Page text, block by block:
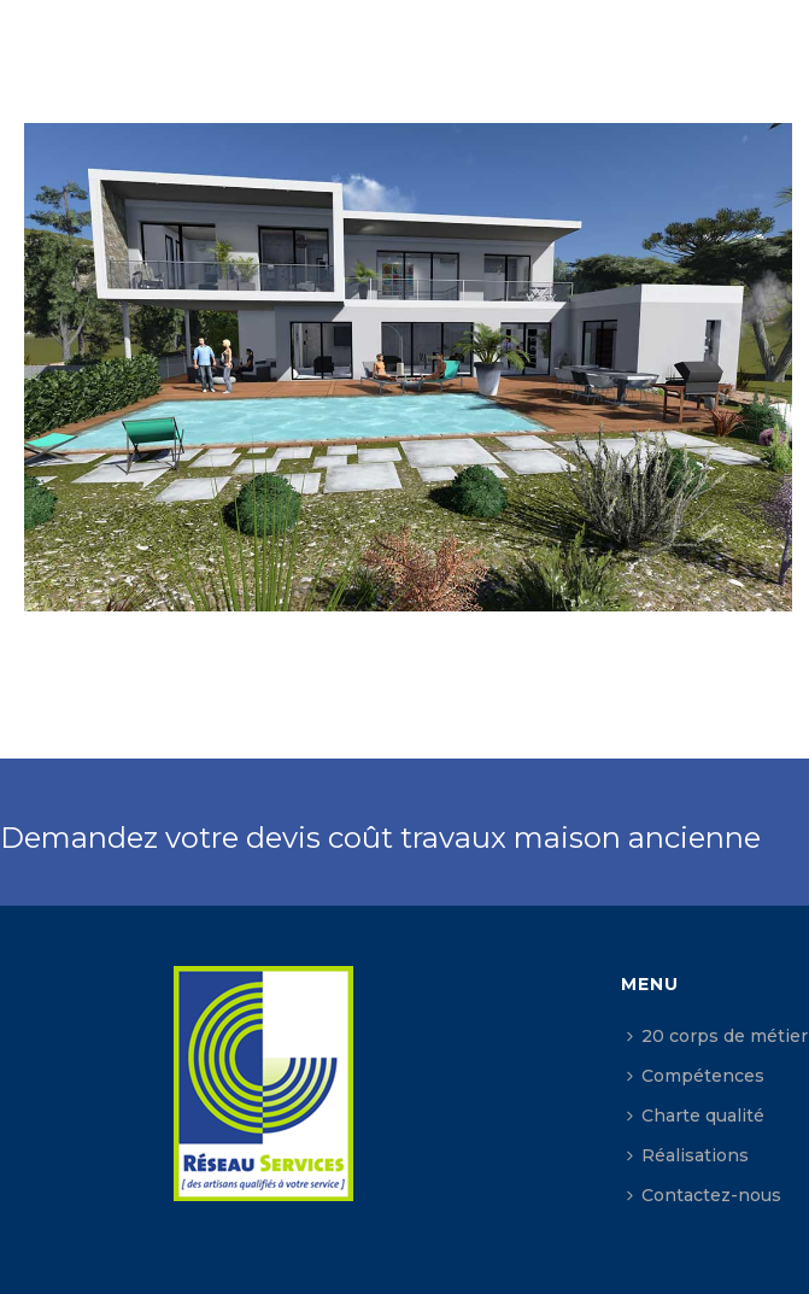
Demandez votre devis coût travaux maison ancienne
MENU
20 corps de métier
Compétences
Charte qualité
Réalisations
Contactez-nous